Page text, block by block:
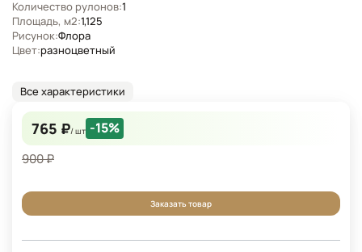
Количество рулонов:1
Площадь, м2:1,125
Рисунок:Флора
Цвет:разноцветный
Все характеристики
765 ₽/ шт -15%
900 ₽
Заказать товар